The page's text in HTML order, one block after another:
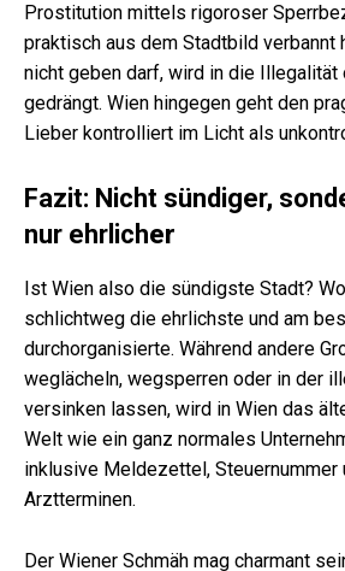
Prostitution mittels rigoroser
praktisch aus dem Stadtbild verbannt
nicht geben darf, wird in die Illegalität
gedrängt. Wien hingegen geht den
Lieber kontrolliert im Licht als
Fazit: Nicht sündiger,
nur ehrlicher
Ist Wien also die sündigste Stadt?
schlichtweg die ehrlichste und am
durchorganisierte. Während andere
weglächeln, wegsperren oder in der
versinken lassen, wird in Wien das
Welt wie ein ganz normales
inklusive Meldezettel, Steuernummer
Arztterminen.
Der Wiener Schmäh mag charmant